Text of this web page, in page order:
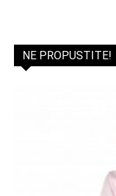
NE PROPUSTITE!